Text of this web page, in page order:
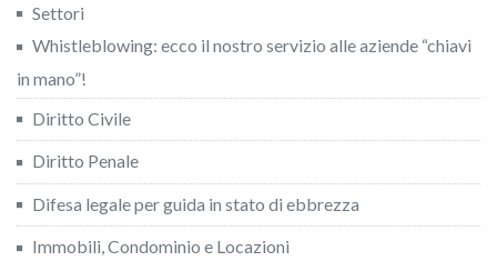
Settori
Whistleblowing: ecco il nostro servizio alle aziende “chiavi
in mano”!
Diritto Civile
Diritto Penale
Difesa legale per guida in stato di ebbrezza
Immobili, Condominio e Locazioni